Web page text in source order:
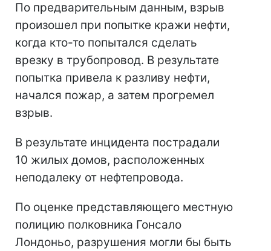
По предварительным данным, взрыв
произошел при попытке кражи нефти,
когда кто-то попытался сделать
врезку в трубопровод. В результате
попытка привела к разливу нефти,
начался пожар, а затем прогремел
взрыв.
В результате инцидента пострадали
10 жилых домов, расположенных
неподалеку от нефтепровода.
По оценке представляющего местную
полицию полковника Гонсало
Лондоньо, разрушения могли бы быть